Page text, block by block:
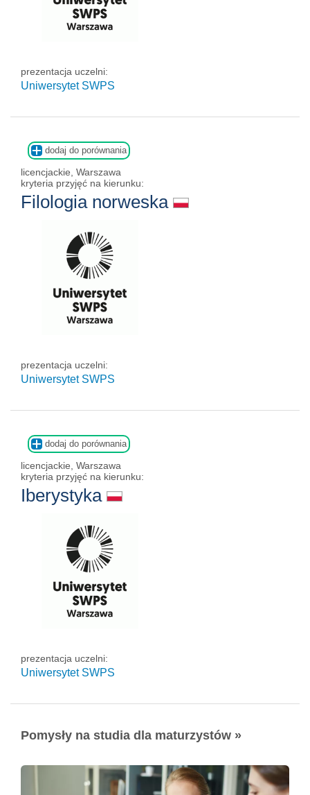
prezentacja uczelni:
Uniwersytet SWPS
dodaj do porównania
licencjackie, Warszawa
kryteria przyjęć na kierunku:
Filologia norweska
prezentacja uczelni:
Uniwersytet SWPS
dodaj do porównania
licencjackie, Warszawa
kryteria przyjęć na kierunku:
Iberystyka
prezentacja uczelni:
Uniwersytet SWPS
Pomysły na studia dla maturzystów »